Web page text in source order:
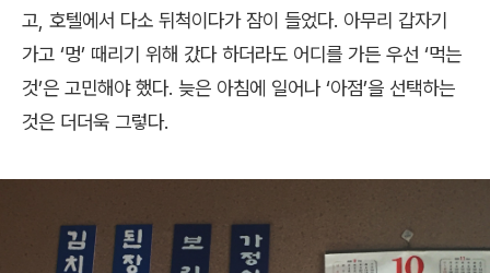
고, 호텔에서 다소 뒤척이다가 잠이 들었다. 아무리 갑자기
가고 ‘멍’ 때리기 위해 갔다 하더라도 어디를 가든 우선 ‘먹는
것’은 고민해야 했다. 늦은 아침에 일어나 ‘아점’을 선택하는
것은 더더욱 그렇다.